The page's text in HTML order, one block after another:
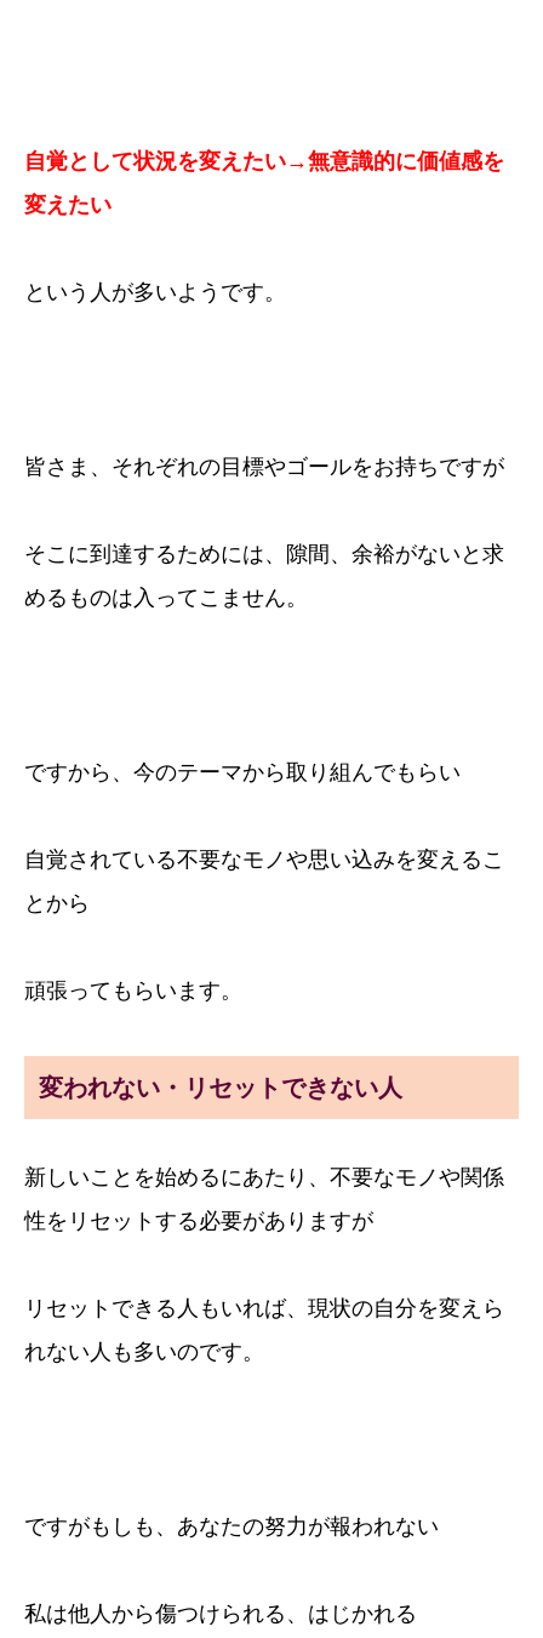
自覚として状況を変えたい→無意識的に価値感を
変えたい
という人が多いようです。
皆さま、それぞれの目標やゴールをお持ちですが
そこに到達するためには、隙間、余裕がないと求
めるものは入ってこません。
ですから、今のテーマから取り組んでもらい
自覚されている不要なモノや思い込みを変えるこ
とから
頑張ってもらいます。
変われない・リセットできない人
新しいことを始めるにあたり、不要なモノや関係
性をリセットする必要がありますが
リセットできる人もいれば、現状の自分を変えら
れない人も多いのです。
ですがもしも、あなたの努力が報われない
私は他人から傷つけられる、はじかれる